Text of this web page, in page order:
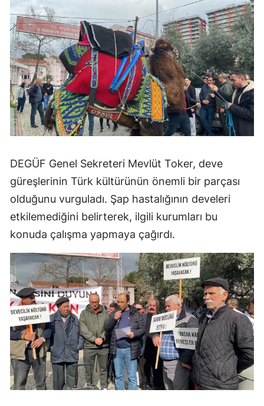
DEGÜF Genel Sekreteri Mevlüt Toker, deve
güreşlerinin Türk kültürünün önemli bir parçası
olduğunu vurguladı. Şap hastalığının develeri
etkilemediğini belirterek, ilgili kurumları bu
konuda çalışma yapmaya çağırdı.